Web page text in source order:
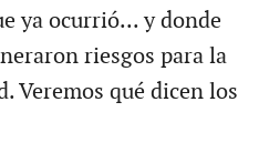
ya ocurrió... y donde
riesgos para la
Veremos qué dicen los